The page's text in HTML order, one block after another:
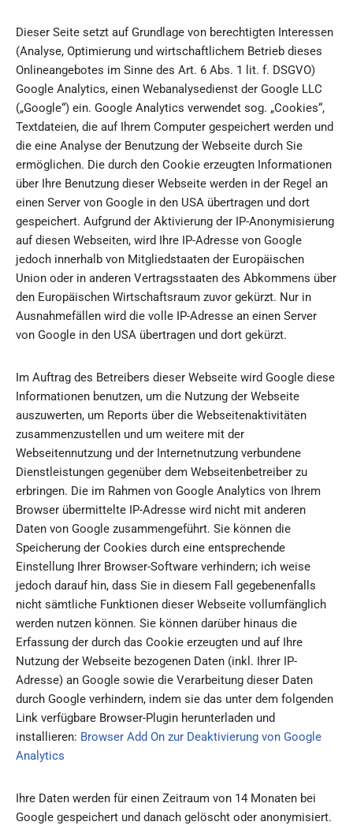
Dieser Seite setzt auf Grundlage von berechtigten Interessen
(Analyse, Optimierung und wirtschaftlichem Betrieb dieses
Onlineangebotes im Sinne des Art. 6 Abs. 1 lit. f. DSGVO)
Google Analytics, einen Webanalysedienst der Google LLC
(„Google“) ein. Google Analytics verwendet sog. „Cookies“,
Textdateien, die auf Ihrem Computer gespeichert werden und
die eine Analyse der Benutzung der Webseite durch Sie
ermöglichen. Die durch den Cookie erzeugten Informationen
über Ihre Benutzung dieser Webseite werden in der Regel an
einen Server von Google in den USA übertragen und dort
gespeichert. Aufgrund der Aktivierung der IP-Anonymisierung
auf diesen Webseiten, wird Ihre IP-Adresse von Google
jedoch innerhalb von Mitgliedstaaten der Europäischen
Union oder in anderen Vertragsstaaten des Abkommens über
den Europäischen Wirtschaftsraum zuvor gekürzt. Nur in
Ausnahmefällen wird die volle IP-Adresse an einen Server
von Google in den USA übertragen und dort gekürzt.
Im Auftrag des Betreibers dieser Webseite wird Google diese
Informationen benutzen, um die Nutzung der Webseite
auszuwerten, um Reports über die Webseitenaktivitäten
zusammenzustellen und um weitere mit der
Webseitennutzung und der Internetnutzung verbundene
Dienstleistungen gegenüber dem Webseitenbetreiber zu
erbringen. Die im Rahmen von Google Analytics von Ihrem
Browser übermittelte IP-Adresse wird nicht mit anderen
Daten von Google zusammengeführt. Sie können die
Speicherung der Cookies durch eine entsprechende
Einstellung Ihrer Browser-Software verhindern; ich weise
jedoch darauf hin, dass Sie in diesem Fall gegebenenfalls
nicht sämtliche Funktionen dieser Webseite vollumfänglich
werden nutzen können. Sie können darüber hinaus die
Erfassung der durch das Cookie erzeugten und auf Ihre
Nutzung der Webseite bezogenen Daten (inkl. Ihrer IP-
Adresse) an Google sowie die Verarbeitung dieser Daten
durch Google verhindern, indem sie das unter dem folgenden
Link verfügbare Browser-Plugin herunterladen und
installieren: Browser Add On zur Deaktivierung von Google
Analytics
Ihre Daten werden für einen Zeitraum von 14 Monaten bei
Google gespeichert und danach gelöscht oder anonymisiert.